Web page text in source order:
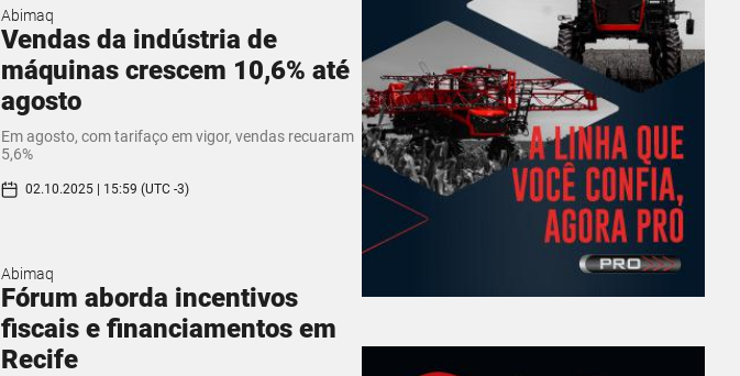
Abimaq
Vendas da indústria de
máquinas crescem 10,6% até
agosto
Em agosto, com tarifaço em vigor, vendas recuaram
5,6%
02.10.2025 | 15:59 (UTC -3)
Abimaq
Fórum aborda incentivos
fiscais e financiamentos em
Recife